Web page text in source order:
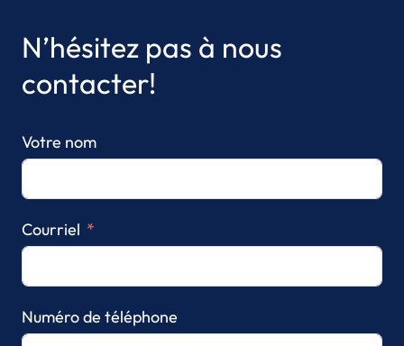
N’hésitez pas à nous
contacter!
Votre nom
Courriel
Numéro de téléphone